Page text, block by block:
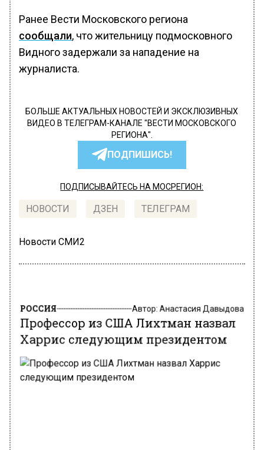
Ранее Вести Московского региона
сообщали, что жительницу подмосковного
Видного задержали за нападение на
журналиста.
БОЛЬШЕ АКТУАЛЬНЫХ НОВОСТЕЙ И ЭКСКЛЮЗИВНЫХ
ВИДЕО В ТЕЛЕГРАМ-КАНАЛЕ "ВЕСТИ МОСКОВСКОГО
РЕГИОНА".
ПОДПИШИСЬ!
ПОДПИСЫВАЙТЕСЬ НА МОСРЕГИОН:
НОВОСТИ ДЗЕН ТЕЛЕГРАМ
Новости СМИ2
РОССИЯ Автор: Анастасия Давыдова
Профессор из США Лихтман назвал
Харрис следующим президентом